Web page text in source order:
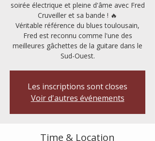
soirée électrique et pleine d'âme avec Fred
Cruveiller et sa bande ! 🔥
Véritable référence du blues toulousain,
Fred est reconnu comme l'une des
meilleures gâchettes de la guitare dans le
Sud-Ouest.
Les inscriptions sont closes
Voir d'autres événements
Time & Location